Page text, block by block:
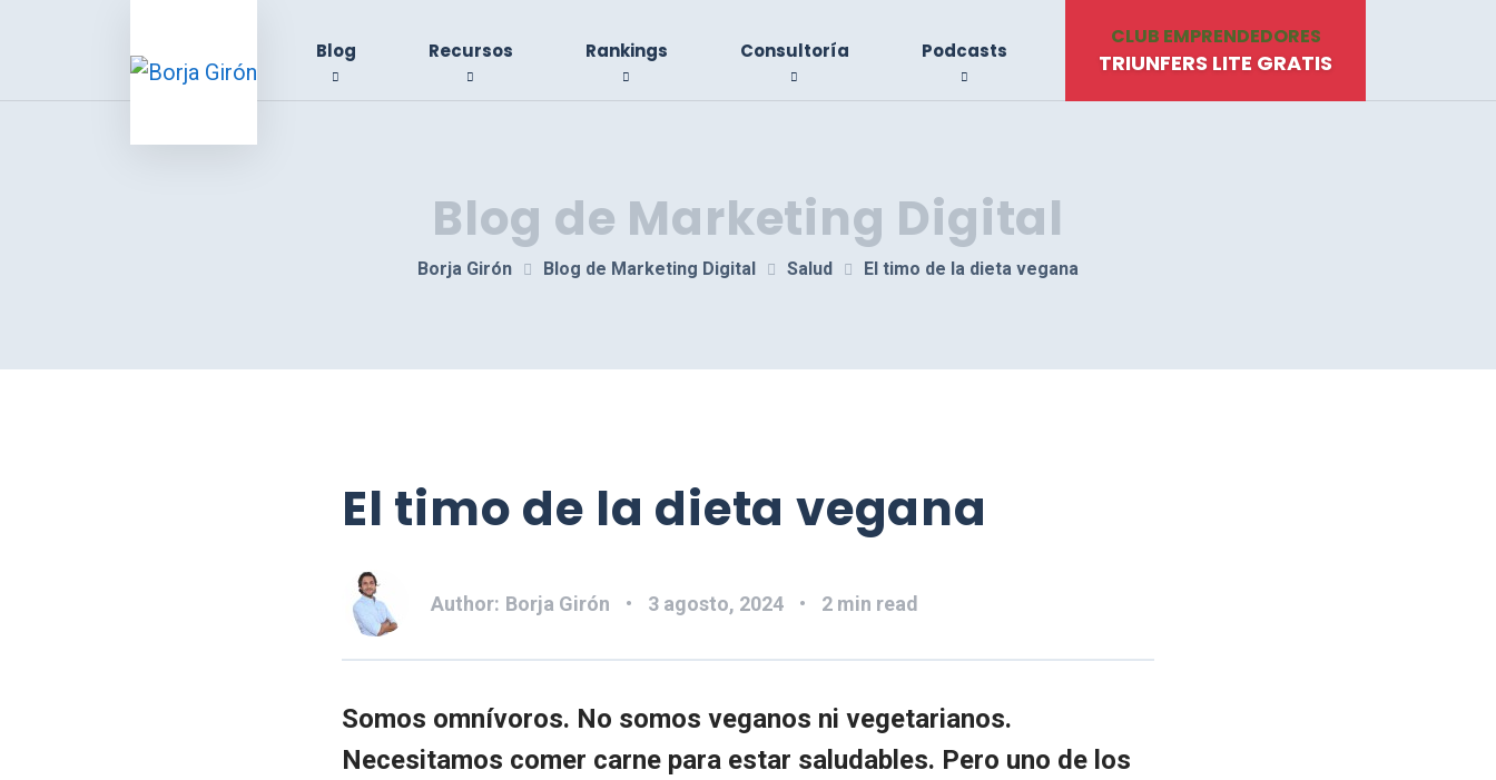
Blog Recursos Rankings Consultoría Podcasts
CLUB EMPRENDEDORES
TRIUNFERS LITE GRATIS
Blog de Marketing Digital
Borja Girón Blog de Marketing Digital Salud El timo de la dieta vegana
El timo de la dieta vegana
Author: Borja Girón 3 agosto, 2024 2 min read
Somos omnívoros. No somos veganos ni vegetarianos.
Necesitamos comer carne para estar saludables. Pero uno de los